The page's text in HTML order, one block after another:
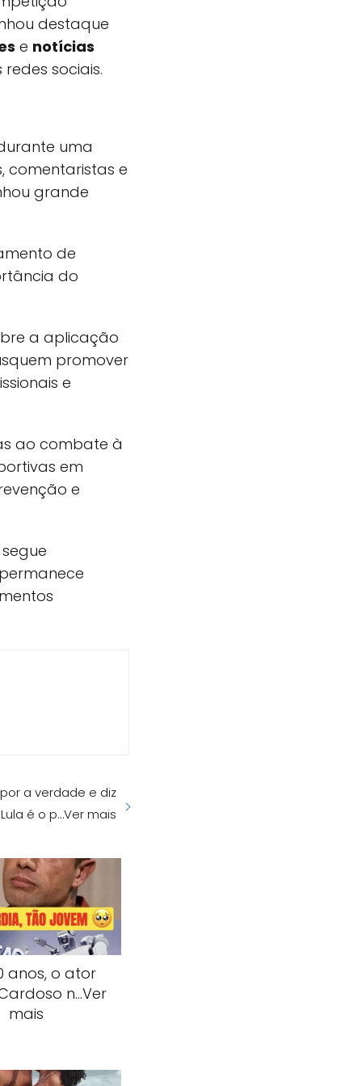
destaque
e notícias
sociais.
uma
comentaristas e
grande
de
do
a aplicação
promover
e
ao combate à
em
e
a verdade e diz
é o p…Ver mais
anos, o ator
n…Ver
mais